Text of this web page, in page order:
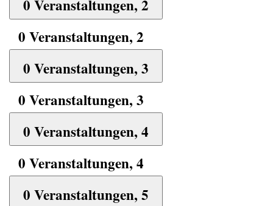
0 Veranstaltungen, 2
0 Veranstaltungen, 2
0 Veranstaltungen, 3
0 Veranstaltungen, 3
0 Veranstaltungen, 4
0 Veranstaltungen, 4
0 Veranstaltungen, 5